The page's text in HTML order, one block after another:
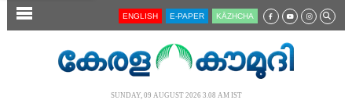
SECTIONS ENGLISH E-PAPER KĀZHCHA
SUNDAY, 09 AUGUST 2026 3.08 AM IST